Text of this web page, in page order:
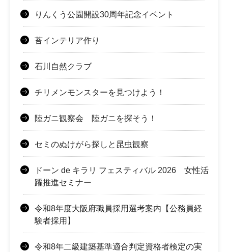
りんくう公園開設30周年記念イベント
苔インテリア作り
石川自然クラブ
チリメンモンスターを見つけよう！
陸ガニ観察会 陸ガニを探そう！
セミのぬけがら探しと昆虫観察
ドーン de キラリ フェスティバル 2026 女性活
躍推進セミナー
令和8年度大阪府職員採用選考案内【公務員経
験者採用】
令和8年二級建築基準適合判定資格者検定の実